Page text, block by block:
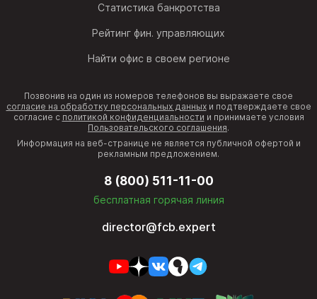
Статистика банкротства
Рейтинг фин. управляющих
Найти офис в своем регионе
Позвонив на один из номеров телефонов вы выражаете свое
согласие на обработку персональных данныхи подтверждаете свое
согласие с политикой конфиденциальности и принимаете условия
Пользовательского соглашения.
Информация на веб-странице не является публичной офертой и
рекламным предложением.
8 (800) 511-11-00
бесплатная горячая линия
director@fcb.expert